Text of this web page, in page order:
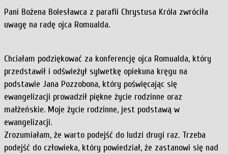
Pani Bożena Bolesławca z parafii Chrystusa Króla zwróciła
uwagę na radę ojca Romualda.
Chciałam podziękować za konferencję ojca Romualda, który
przedstawił i odświeżył sylwetkę opiekuna kręgu na
podstawie Jana Pozzobona, który poświęcając się
ewangelizacji prowadził piękne życie rodzinne oraz
małżeńskie. Moje życie rodzinne, jest podstawą w
ewangelizacji.
Zrozumiałam, że warto podejść do ludzi drugi raz. Trzeba
podejść do człowieka, który powiedział, że zastanowi się nad